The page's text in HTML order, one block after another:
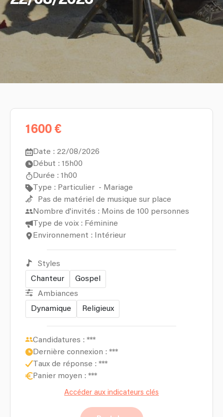
1 600 €
Date : 22/08/2026
Début : 15h00
Durée : 1h00
Type : Particulier - Mariage
Pas de matériel de musique sur place
Nombre d'invités : Moins de 100 personnes
Type de voix : Féminine
Environnement : Intérieur
Styles
Chanteur
Gospel
Ambiances
Dynamique
Religieux
Candidatures : ***
Dernière connexion : ***
Taux de réponse : ***
Panier moyen : ***
Accéder aux indicateurs clés